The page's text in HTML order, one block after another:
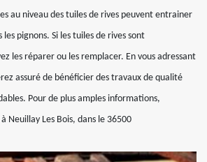
au niveau des tuiles de rives peuvent entrainer
les pignons. Si les tuiles de rives sont
les réparer ou les remplacer. En vous adressant
assuré de bénéficier des travaux de qualité
Pour de plus amples informations,
Neuillay Les Bois, dans le 36500